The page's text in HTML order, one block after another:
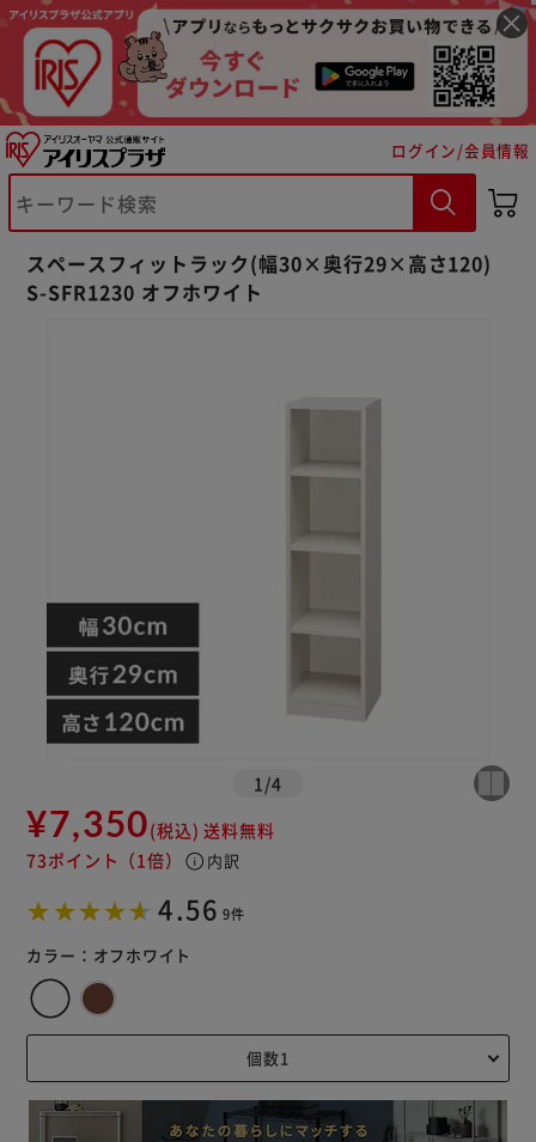
ログイン/会員情報
スペースフィットラック(幅30×奥行29×高さ120)
S-SFR1230 オフホワイト
1 /4
¥7,350(税込) 送料無料
73ポイント （1倍） info 内訳
4.56 9件
カラー： オフホワイト
購入手続きへ